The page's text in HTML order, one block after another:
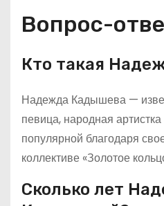
Вопрос-
Кто такая
Надежда Кадышева —
певица, народная
популярной благодаря
коллективе «Золотое
Сколько лет